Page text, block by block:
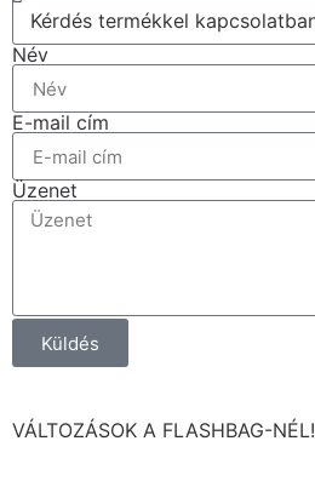
Név
E-mail cím
Üzenet
Küldés
VÁLTOZÁSOK A FLASHBAG-NÉL!